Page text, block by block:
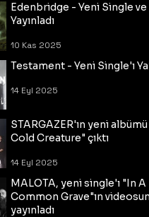
Edenbridge - Yeni Single
Yayınladı
10 Kas 2025
Testament - Yeni Single'ı
14 Eyl 2025
STARGAZER'ın yeni
Cold Creature" çıktı
14 Eyl 2025
MALOTA, yeni single'ı "In A
Common Grave"ın
yayınladı